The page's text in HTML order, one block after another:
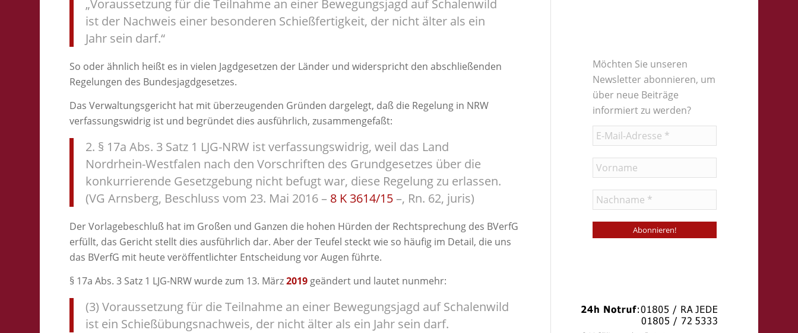
„Voraussetzung für die Teilnahme an einer Bewegungsjagd auf Schalenwild
ist der Nachweis einer besonderen Schießfertigkeit, der nicht älter als ein
Jahr sein darf.“
So oder ähnlich heißt es in vielen Jagdgesetzen der Länder und widerspricht den abschließenden
Regelungen des Bundesjagdgesetzes.
Das Verwaltungsgericht hat mit überzeugenden Gründen dargelegt, daß die Regelung in NRW
verfassungswidrig ist und begründet dies ausführlich, zusammengefaßt:
2. § 17a Abs. 3 Satz 1 LJG-NRW ist verfassungswidrig, weil das Land
Nordrhein-Westfalen nach den Vorschriften des Grundgesetzes über die
konkurrierende Gesetzgebung nicht befugt war, diese Regelung zu erlassen.
(VG Arnsberg, Beschluss vom 23. Mai 2016 – 8 K 3614/15 –, Rn. 62, juris)
Der Vorlagebeschluß hat im Großen und Ganzen die hohen Hürden der Rechtsprechung des BVerfG
erfüllt, das Gericht stellt dies ausführlich dar. Aber der Teufel steckt wie so häufig im Detail, die uns
das BVerfG mit heute veröffentlichter Entscheidung vor Augen führte.
§ 17a Abs. 3 Satz 1 LJG-NRW wurde zum 13. März2019 geändert und lautet nunmehr:
(3) Voraussetzung für die Teilnahme an einer Bewegungsjagd auf Schalenwild
ist ein Schießübungsnachweis, der nicht älter als ein Jahr sein darf.
Möchten Sie unseren
Newsletter abonnieren, um
über neue Beiträge
informiert zu werden?